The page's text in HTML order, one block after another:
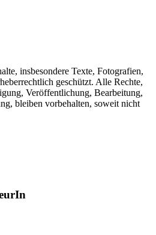
insbesondere Texte, Fotografien,
geschützt. Alle Rechte,
Veröffentlichung, Bearbeitung,
bleiben vorbehalten, soweit nicht